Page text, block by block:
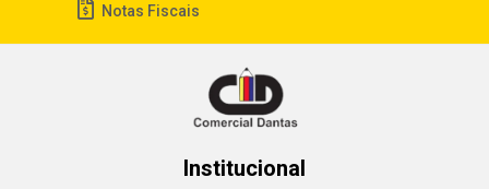
Notas Fiscais
Institucional